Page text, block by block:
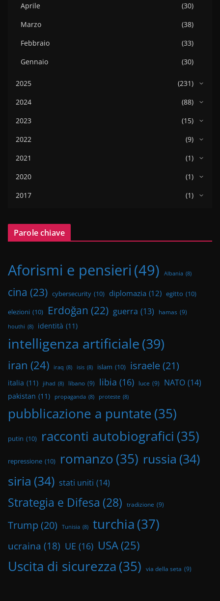
Aprile
(30)
Marzo
(38)
Febbraio
(33)
Gennaio
(30)
2025
(231)
2024
(88)
2023
(15)
2022
(9)
2021
(1)
2020
(1)
2017
(1)
Parole chiave
Aforismi e pensieri (49) Albania (8)
cina (23) cybersecurity (10) diplomazia (12) egitto (10)
elezioni (10) Erdoğan (22) guerra (13) hamas (9)
houthi (8) identità (11)
intelligenza artificiale(39)
iran (24) iraq (8) isis (8) islam (10) israele(21)
italia (11) jihad (8) libano (9) libia (16) luce (9) NATO (14)
pakistan (11) propaganda (8) proteste (8)
pubblicazione a puntate(35)
putin (10) racconti autobiografici (35)
repressione (10) romanzo(35) russia (34)
siria (34) stati uniti (14)
Strategia e Difesa (28) tradizione (9)
Trump (20) Tunisia (8) turchia(37)
ucraina (18) UE (16) USA (25)
Uscita di sicurezza(35) via della seta (9)